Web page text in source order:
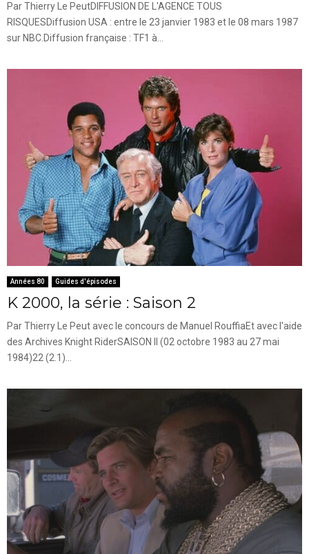
Par Thierry Le PeutDIFFUSION DE L'AGENCE TOUS
RISQUESDiffusion USA : entre le 23 janvier 1983 et le 08 mars 1987
sur NBC.Diffusion française : TF1 à...
Années 80 Guides d'épisodes
K 2000, la série : Saison 2
Par Thierry Le Peut avec le concours de Manuel RouffiaEt avec l'aide
des Archives Knight RiderSAISON II (02 octobre 1983 au 27 mai
1984)22 (2.1)...